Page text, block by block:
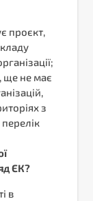
проєкт,
ще не має
з
ЄК?
в